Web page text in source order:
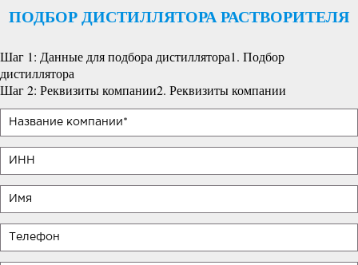
ПОДБОР ДИСТИЛЛЯТОРА РАСТВОРИТЕЛЯ
Шаг 1: Данные для подбора дистиллятора1. Подбор
дистиллятора
Шаг 2: Реквизиты компании2. Реквизиты компании